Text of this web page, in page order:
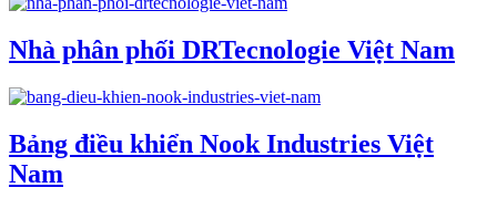
Nhà phân phối DRTecnologie Việt Nam
Bảng điều khiển Nook Industries Việt
Nam